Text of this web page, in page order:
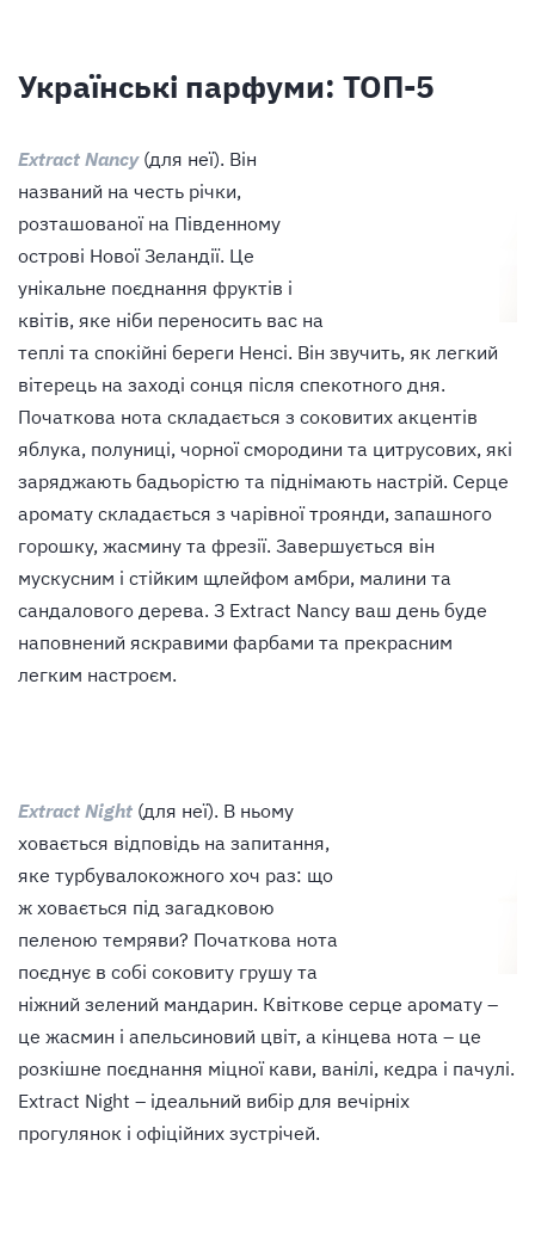
Українські парфуми: ТОП-5
Extract Nancy (для неї). Він
названий на честь річки,
розташованої на Південному
острові Нової Зеландії. Це
унікальне поєднання фруктів і
квітів, яке ніби переносить вас на
теплі та спокійні береги Ненсі. Він звучить, як легкий
вітерець на заході сонця після спекотного дня.
Початкова нота складається з соковитих акцентів
яблука, полуниці, чорної смородини та цитрусових, які
заряджають бадьорістю та піднімають настрій. Серце
аромату складається з чарівної троянди, запашного
горошку, жасмину та фрезії. Завершується він
мускусним і стійким щлейфом амбри, малини та
сандалового дерева. З Extract Nancy ваш день буде
наповнений яскравими фарбами та прекрасним
легким настроєм.
Extract Night (для неї). В ньому
ховається відповідь на запитання,
яке турбувалокожного хоч раз: що
ж ховається під загадковою
пеленою темряви? Початкова нота
поєднує в собі соковиту грушу та
ніжний зелений мандарин. Квіткове серце аромату –
це жасмин і апельсиновий цвіт, а кінцева нота – це
розкішне поєднання міцної кави, ванілі, кедра і пачулі.
Extract Night – ідеальний вибір для вечірніх
прогулянок і офіційних зустрічей.